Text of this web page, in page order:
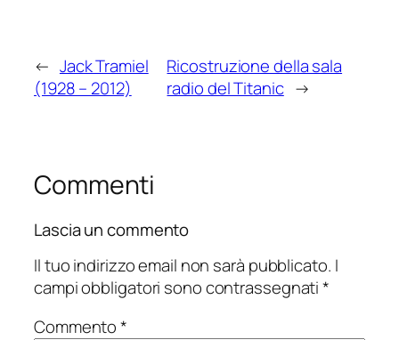
← Jack Tramiel
(1928 – 2012)
Ricostruzione della sala
radio del Titanic →
Commenti
Lascia un commento
Il tuo indirizzo email non sarà pubblicato. I
campi obbligatori sono contrassegnati*
Commento*